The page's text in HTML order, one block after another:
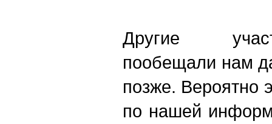
Другие
пообещали нам
позже. Вероятно
по нашей